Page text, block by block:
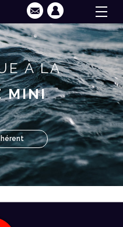
À LA
MINI